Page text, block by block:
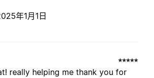
年1月1日
really helping me thank you for